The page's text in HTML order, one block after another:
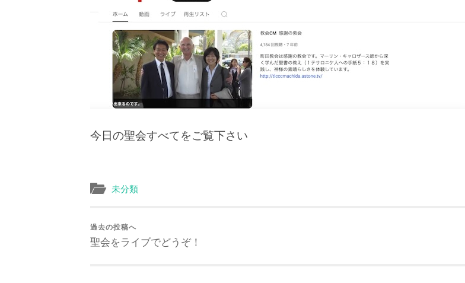
今日の聖会すべてをご覧下さい
未分類
過去の投稿へ
聖会をライブでどうぞ！